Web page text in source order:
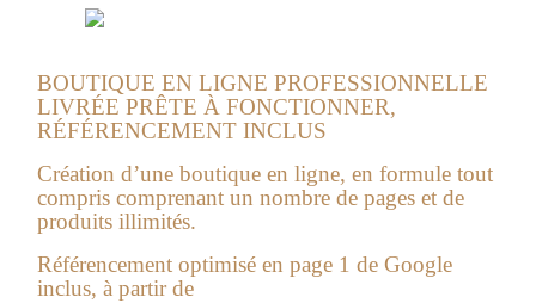
BOUTIQUE EN LIGNE PROFESSIONNELLE
LIVRÉE PRÊTE À FONCTIONNER,
RÉFÉRENCEMENT INCLUS
Création d’une boutique en ligne, en formule tout
compris comprenant un nombre de pages et de
produits illimités.
Référencement optimisé en page 1 de Google
inclus, à partir de